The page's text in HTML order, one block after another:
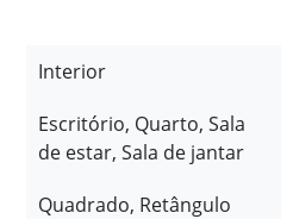
Interior
Escritório, Quarto, Sala
de estar, Sala de jantar
Quadrado, Retângulo